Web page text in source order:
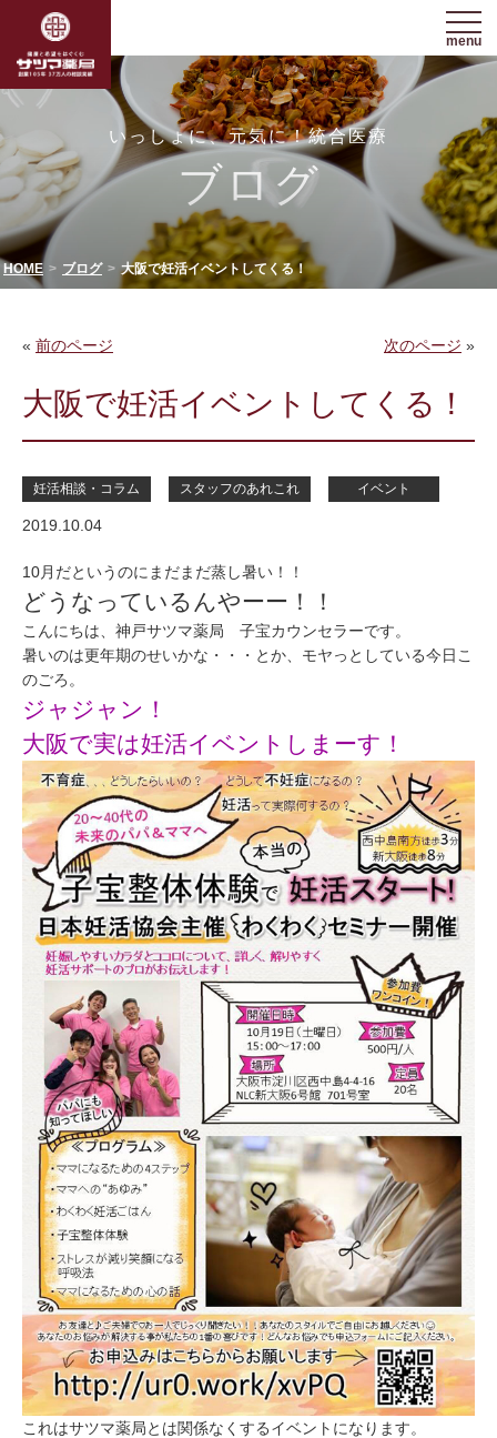
menu
いっしょに、元気に！統合医療
ブログ
HOME ブログ 大阪で妊活イベントしてくる！
« 前のページ 次のページ »
大阪で妊活イベントしてくる！
妊活相談・コラム スタッフのあれこれ イベント
2019.10.04
10月だというのにまだまだ蒸し暑い！！
どうなっているんやーー！！
こんにちは、神戸サツマ薬局 子宝カウンセラーです。
暑いのは更年期のせいかな・・・とか、モヤっとしている今日こ
のごろ。
ジャジャン！
大阪で実は妊活イベントしまーす！
これはサツマ薬局とは関係なくするイベントになります。